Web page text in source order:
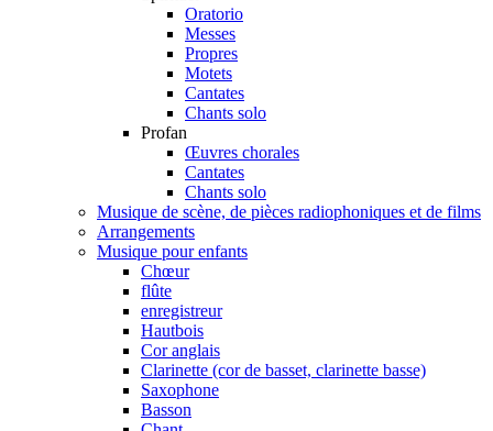
Oratorio
Messes
Propres
Motets
Cantates
Chants solo
Profan
Œuvres chorales
Cantates
Chants solo
Musique de scène, de pièces radiophoniques et de films
Arrangements
Musique pour enfants
Chœur
flûte
enregistreur
Hautbois
Cor anglais
Clarinette (cor de basset, clarinette basse)
Saxophone
Basson